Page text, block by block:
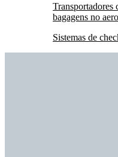
Transportadores
bagagens no
Sistemas de